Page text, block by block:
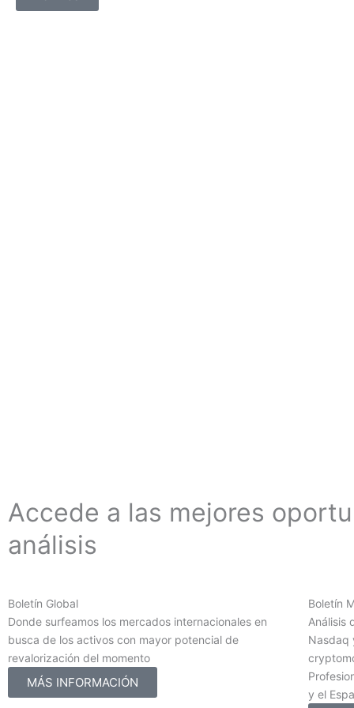
Accede a las mejores
análisis
Boletín Global
Donde surfeamos los mercados internacionales en
busca de los activos con mayor potencial de
revalorización del momento
MÁS INFORMACIÓN
Boletín
Análisis
Nasdaq
y el